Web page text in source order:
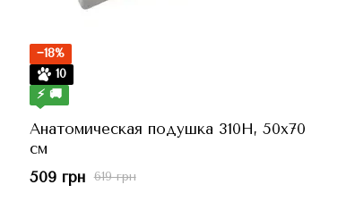
−18%
10
⚡ 🚚
Анатомическая подушка 310Н, 50x70
см
619 грн
509 грн